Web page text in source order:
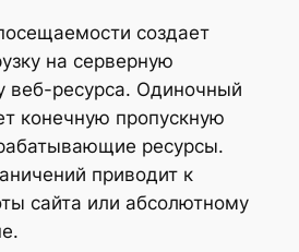
создает
на серверную
веб-ресурса. Одиночный
конечную пропускную
ресурсы.
приводит к
сайта или абсолютному